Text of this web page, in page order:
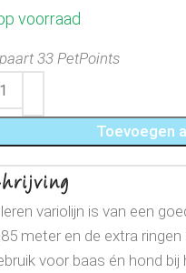
voorraad
33 PetPoints
Toevoegen
leren variolijn is van een
meter en de extra
voor baas én hond